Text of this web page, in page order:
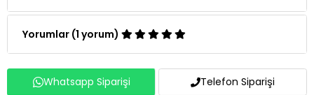
Yorumlar (1 yorum)
Whatsapp Siparişi Telefon Siparişi